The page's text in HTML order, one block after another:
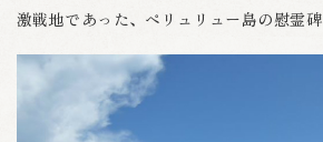
激戦地であった、ペリュリュー島の慰霊碑